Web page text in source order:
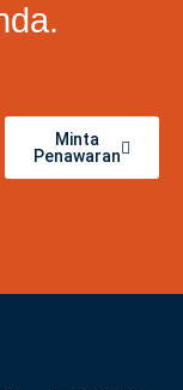
Minta
Penawaran